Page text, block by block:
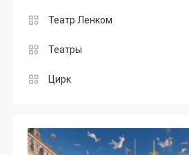
Театр Ленком
Театры
Цирк